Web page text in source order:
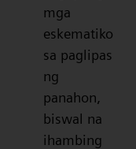
mga
eskematiko
sa paglipas
ng
panahon,
biswal na
ihambing